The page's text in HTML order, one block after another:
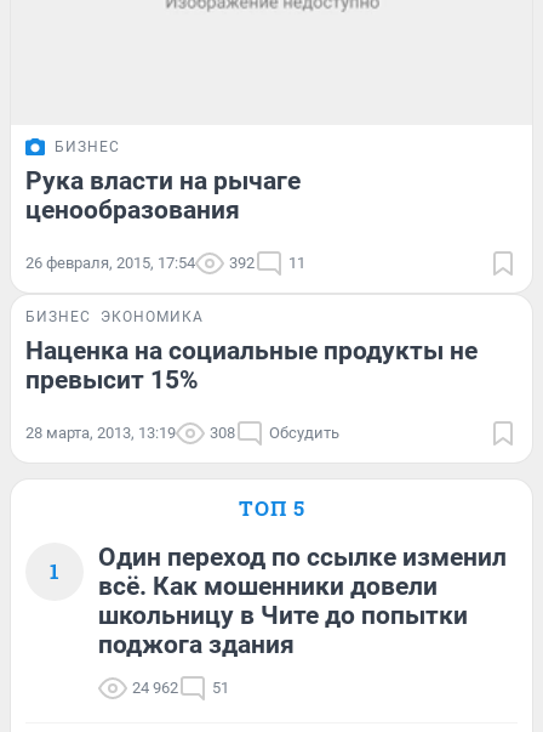
БИЗНЕС
Рука власти на рычаге
ценообразования
26 февраля, 2015, 17:54 392 11
БИЗНЕС ЭКОНОМИКА
Наценка на социальные продукты не
превысит 15%
28 марта, 2013, 13:19 308 Обсудить
ТОП 5
1
Один переход по ссылке изменил
всё. Как мошенники довели
школьницу в Чите до попытки
поджога здания
24 962 51